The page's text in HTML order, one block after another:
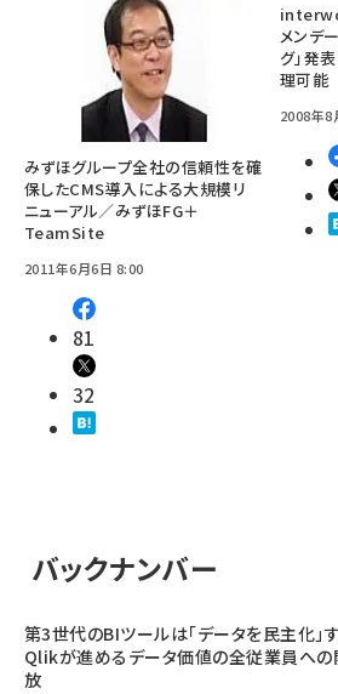
みずほグループ全社の信頼性を確
保したCMS導入による大規模リ
ニューアル／みずほFG＋
TeamSite
2011年6月6日 8:00
81
32
メンデ
グ」発
理可能
2008年8
バックナンバー
第3世代のBIツールは「データを民主化」す
Qlikが進めるデータ価値の全従業員への
放